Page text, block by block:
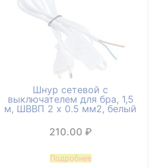
Шнур сетевой с
выключателем для бра, 1,5
м, ШВВП 2 х 0.5 мм2, белый
210.00 ₽
Подробнее